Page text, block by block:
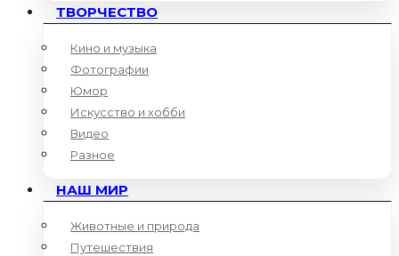
ТВОРЧЕСТВО
Кино и музыка
Фотографии
Юмор
Искусство и хобби
Видео
Разное
НАШ МИР
Животные и природа
Путешествия